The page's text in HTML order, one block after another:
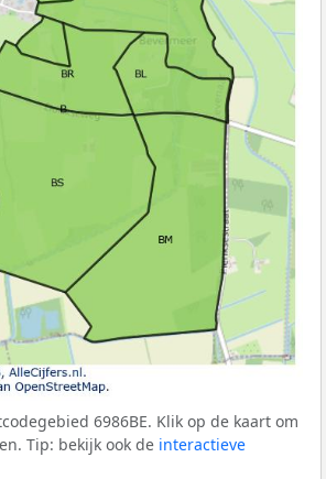
6986BE. Klik op de kaart om
Tip: bekijk ook de interactieve